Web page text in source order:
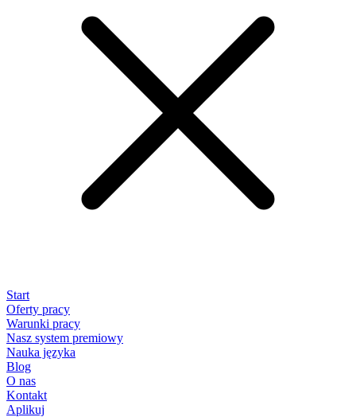
Start
Oferty pracy
Warunki pracy
Nasz system premiowy
Nauka języka
Blog
O nas
Kontakt
Aplikuj